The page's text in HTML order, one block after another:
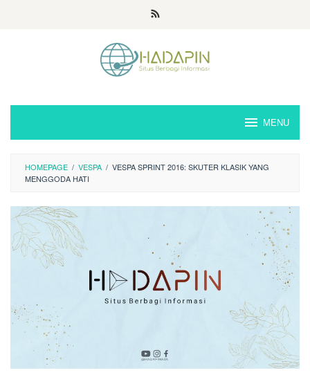
MENU
HOMEPAGE / VESPA / VESPA SPRINT 2016: SKUTER KLASIK YANG
MENGGODA HATI